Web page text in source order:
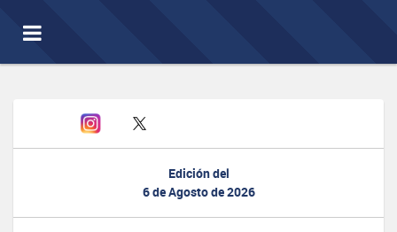
Toggle
navigation
Edición del
6 de Agosto de 2026